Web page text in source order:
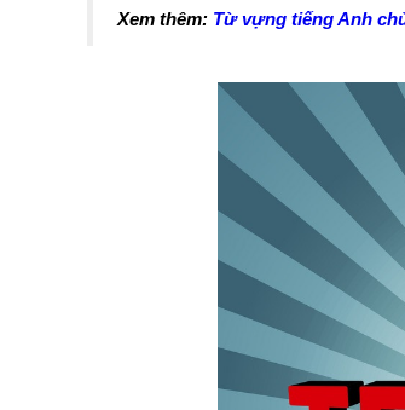
Xem thêm: Từ vựng tiếng Anh